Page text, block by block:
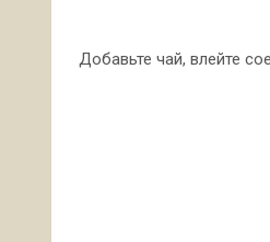
Добавьте чай, влейте